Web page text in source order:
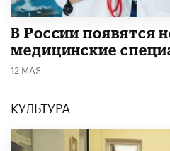
В России появятся
медицинские
12 МАЯ
КУЛЬТУРА